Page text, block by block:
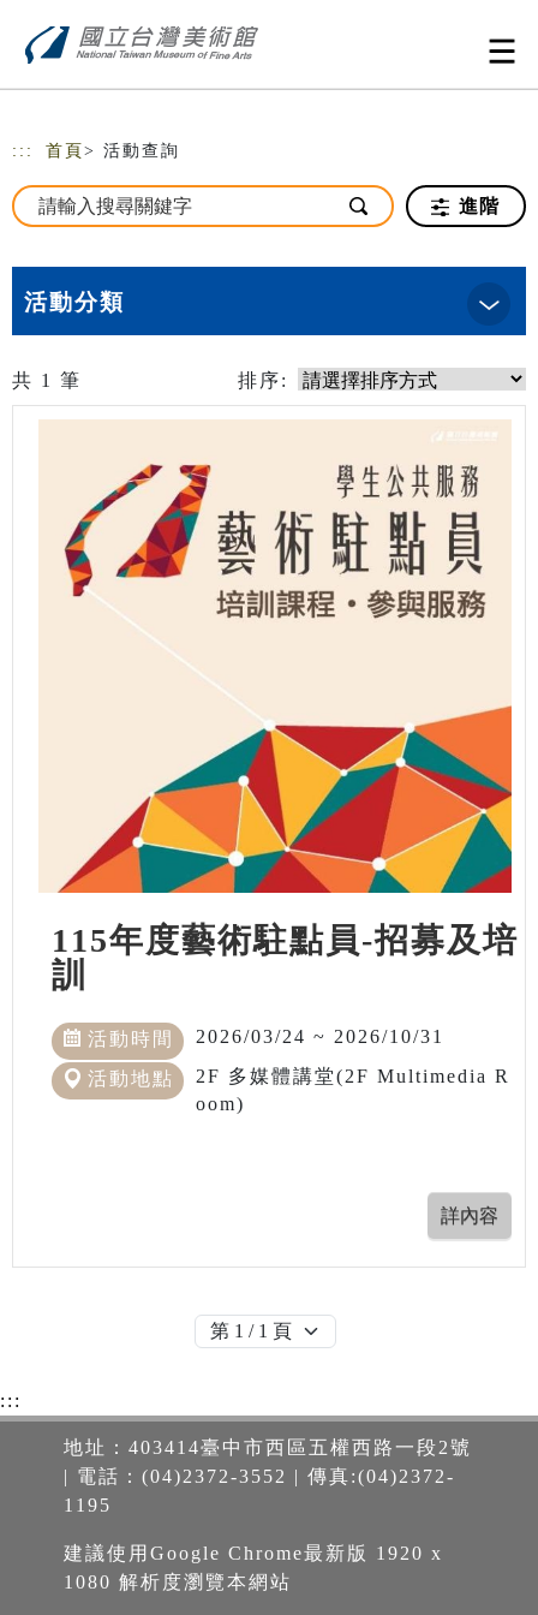
::: 首頁 > 活動查詢
進階
活動分類
共 1 筆 排序:
115年度藝術駐點員-招募及培
訓
活動時間 2026/03/24 ~ 2026/10/31
活動地點
2F 多媒體講堂(2F Multimedia R
oom)
:::
地址：403414臺中市西區五權西路一段2號
| 電話：(04)2372-3552 | 傳真:(04)2372-
1195
建議使用Google Chrome最新版 1920 x
1080 解析度瀏覽本網站